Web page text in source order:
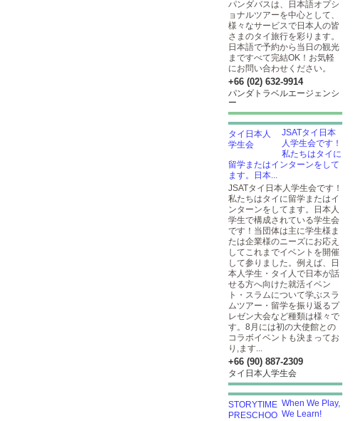
パンダバスは、日本語オプシ
ョナルツアーを中心として、
様々なサービスで日本人の皆
さまのタイ旅行を彩ります。
日本語で予約から当日の観光
まですべて完結OK！お気軽
にお問い合わせください。
+66 (02) 632-9914
パンダトラベルエージェンシ
ー
JSATタイ日本
人学生会です！
私たちはタイに
留学またはインターンをして
ます。日本...
JSATタイ日本人学生会です！
私たちはタイに留学またはイ
ンターンをしてます。日本人
学生で構成されている学生会
です！当団体は主に学生様ま
たは企業様のニーズにお応え
してこれまでイベントを開催
して参りました。例えば、日
本人学生・タイ人で日本が話
せる方へ向けた就活イベン
ト・スラムについて学ぶスラ
ムツアー・留学を振り返るプ
レゼン大会など種類は様々で
す。8月には初の大使館との
コラボイベントも決まってお
り,ます...
+66 (90) 887-2309
タイ日本人学生会
When We Play,
We Learn!